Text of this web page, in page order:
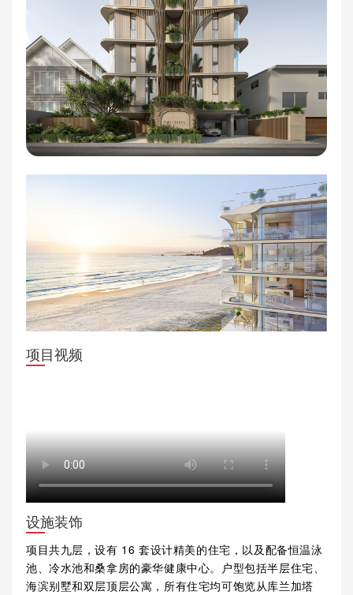
项目视频
设施装饰
项目共九层，设有 16 套设计精美的住宅，以及配备恒温泳
池、冷水池和桑拿房的豪华健康中心。户型包括半层住宅、
海滨别墅和双层顶层公寓，所有住宅均可饱览从库兰加塔